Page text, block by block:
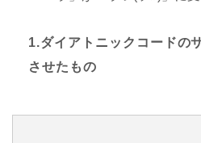
1.ダイアトニックコードの
させたもの